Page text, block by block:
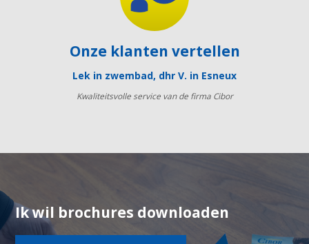
Onze klanten vertellen
Lek in zwembad, dhr V. in Esneux
Kwaliteitsvolle service van de firma Cibor
Ik wil brochures downloaden